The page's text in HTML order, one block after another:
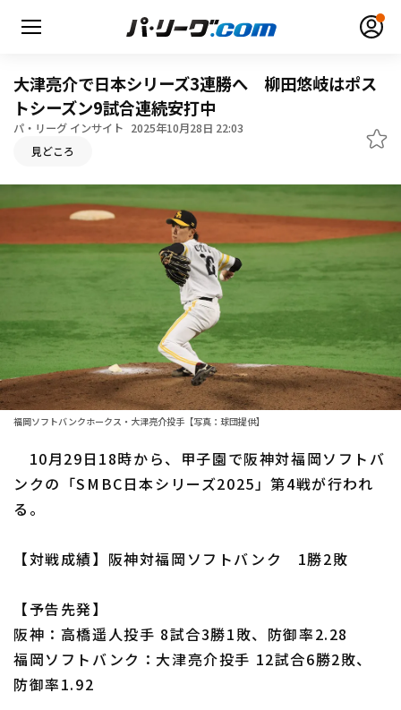
動画
順位表･成績
1軍公式戦
ファーム東地区
ファーム西地区
選手名鑑
選手名鑑トップ
北海道日本ハムファイターズ
東北楽天ゴールデンイーグルス
オリックス・バファローズ
福岡ソフトバンクホークス
ニュース
設定
大津亮介で日本シリーズ3連勝へ 柳田悠岐はポス
トシーズン9試合連続安打中
パ・リーグ インサイト 2025年10月28日 22:03
見どころ
福岡ソフトバンクホークス・大津亮介投手【写真：球団提供】
10月29日18時から、甲子園で阪神対福岡ソフトバ
ンクの「SMBC日本シリーズ2025」第4戦が行われ
る。
【対戦成績】阪神対福岡ソフトバンク 1勝2敗
【予告先発】
阪神：高橋遥人投手 8試合3勝1敗、防御率2.28
福岡ソフトバンク：大津亮介投手 12試合6勝2敗、
防御率1.92